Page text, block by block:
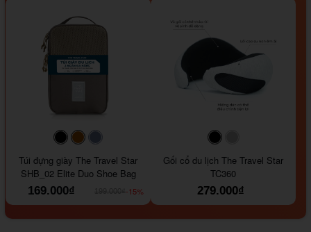
#000000#964B00
Túi đựng giày The Travel Star
SHB_02 Elite Duo Shoe Bag
169.000₫
-15%
#000000
Gối cổ du lịch The Travel Star
TC360
279.000₫